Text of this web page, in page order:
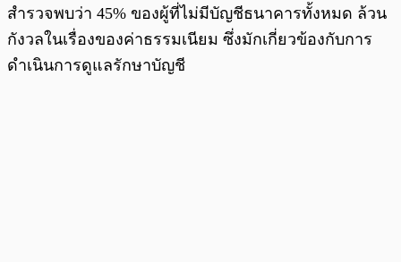
สำรวจพบว่า 45% ของผู้ที่ไม่มีบัญชีธนาคารทั้งหมด ล้วน
กังวลในเรื่องของค่าธรรมเนียม ซึ่งมักเกี่ยวข้องกับการ
ดำเนินการดูแลรักษาบัญชี